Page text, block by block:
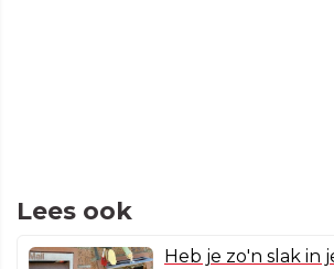
Lees ook
Heb je zo'n slak in